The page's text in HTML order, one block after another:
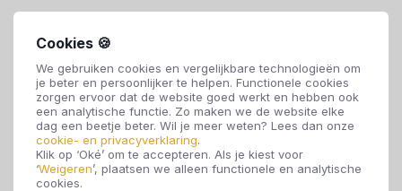
Cookies 🍪
We gebruiken cookies en vergelijkbare technologieën om
je beter en persoonlijker te helpen. Functionele cookies
zorgen ervoor dat de website goed werkt en hebben ook
een analytische functie. Zo maken we de website elke
dag een beetje beter. Wil je meer weten? Lees dan onze
cookie- en privacyverklaring.
Klik op ‘Oké’ om te accepteren. Als je kiest voor
‘Weigeren’, plaatsen we alleen functionele en analytische
cookies.
Cibo Vloeren